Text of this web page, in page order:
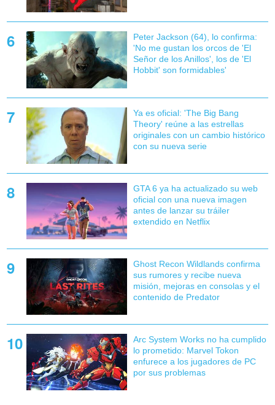
Peter Jackson (64), lo confirma:
'No me gustan los orcos de 'El
Señor de los Anillos', los de 'El
Hobbit' son formidables'
Ya es oficial: 'The Big Bang
Theory' reúne a las estrellas
originales con un cambio histórico
con su nueva serie
GTA 6 ya ha actualizado su web
oficial con una nueva imagen
antes de lanzar su tráiler
extendido en Netflix
Ghost Recon Wildlands confirma
sus rumores y recibe nueva
misión, mejoras en consolas y el
contenido de Predator
Arc System Works no ha cumplido
lo prometido: Marvel Tokon
enfurece a los jugadores de PC
por sus problemas